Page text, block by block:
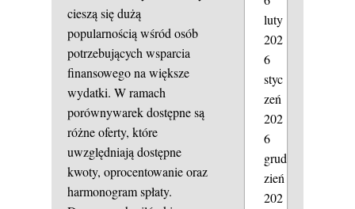
cieszą się dużą
popularnością wśród osób
potrzebujących wsparcia
finansowego na większe
wydatki. W ramach
porównywarek dostępne są
różne oferty, które
uwzględniają dostępne
kwoty, oprocentowanie oraz
harmonogram spłaty.
luty
202
6
styc
zeń
202
6
grud
zień
202